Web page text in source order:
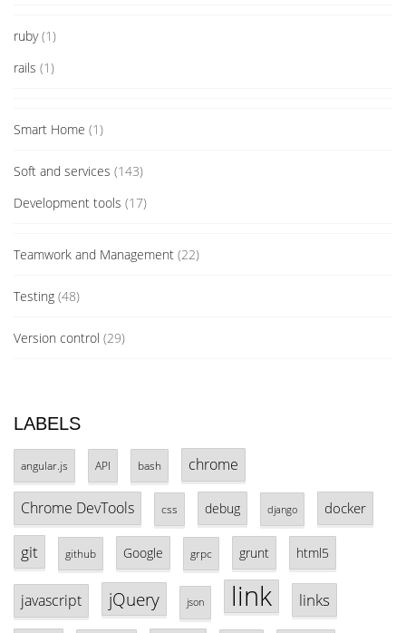
ruby(1)
rails (1)
Smart Home (1)
Soft and services (143)
Development tools (17)
Teamwork and Management (22)
Testing (48)
Version control (29)
LABELS
angular.js API bash chrome
Chrome DevTools css debug django docker
git github Google grpc grunt html5
javascript jQuery json link links